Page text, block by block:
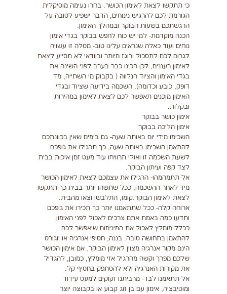
כי תתקשו לצאת לאימון הכושר. בחרו נעימה מוסיקלית
הגורמת לכם להרגיש נינוחים, הדבר ישפיע לטובה על
הרגשתכם בשעות הבוקר ובמהלך האימון.
הכנה מוקדמת- למי יש כוח לחפש בבוקר בגדי אימון
נוחים ועוד כאלה שנראים עלינו טוב- מטלה זו עשויה
לגרום לכם לתסכול ורוגז מיותר ובוודאי לא תסייע לצאת
לאימון רעננים, לכן הכינו כבר בערב לפני השינה את
בגדי האימון והציוד הנלווה ( בקבוק מי השתייה, מד
דופק, כובע וכדומה). השכמה בידיעה שציוד ובגדי
האימון מוכנים תאפשר לכם לצאת לאימון במהירות
ובקלות.
אימון כושר בבוקר
אימון הליכה בבוקר
השכימו מידי יום באותה שעה- גם בימים שאין בכוונתכם
להתאמן השכימו באותה שעה, כך תרגילו את גופכם
לשעת השכמה זו ואולי תרוויחו עוד מעט זמן איכות בבית
לצד קפה ועיתון הבוקר.
אל תתמהמהו- הרגילו את עצמכם לצאת לאימון הכושר
מיד לאחר ההשכמה, ככל שתשהו יותר בבית כך תתקשו
לצאת לאימון הבוקר.קומו, התלבשו וצאו מהבית.
ארוחה קלה- ככל שתתאמנו יותר כך תכירו את גופכם
ותדעו כמה באמת אתם צרכים לאכול לפני האימון.
ככלל מומלץ לאכול את המינימום שיאפשר לכם
להתאמן בתחושה טובה. בננה, חטיפי אנרגיה או יוגורט
הינם מקור אנרגיה מצוין לאימון הבוקר. אם אימון הכושר
שלכם מפרך וקשה מהרגיל אזי מומלץ, כמובן, להגדיל
את מקורות האנרגיה ולא להסתפק בחטיף קל.
אל תתאמנו לבד- מרביתנו זקוקים למעט עידוד
ומוטיבציה, אימון עם בן זוג קבוע או בקבוצה יוצר